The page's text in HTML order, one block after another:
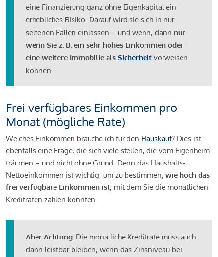
eine Finanzierung ganz ohne Eigenkapital ein
erhebliches Risiko. Darauf wird sie sich in nur
seltenen Fällen einlassen – und wenn, dann nur
wenn Sie z. B. ein sehr hohes Einkommen oder
eine weitere Immobilie als Sicherheit vorweisen
können.
Frei verfügbares Einkommen pro
Monat (mögliche Rate)
Welches Einkommen brauche ich für den Hauskauf? Dies ist
ebenfalls eine Frage, die sich viele stellen, die vom Eigenheim
träumen – und nicht ohne Grund. Denn das Haushalts-
Nettoeinkommen ist wichtig, um zu bestimmen, wie hoch das
frei verfügbare Einkommen ist, mit dem Sie die monatlichen
Kreditraten zahlen könnten.
Aber Achtung: Die monatliche Kreditrate muss auch
dann leistbar bleiben, wenn das Zinsniveau bei